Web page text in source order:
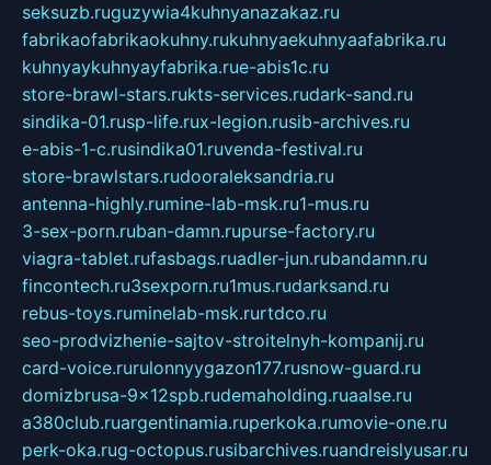
seksuzb.ruguzywia4kuhnyanazakaz.ru
fabrikaofabrikaokuhny.rukuhnyaekuhnyaafabrika.ru
kuhnyaykuhnyayfabrika.rue-abis1c.ru
store-brawl-stars.rukts-services.rudark-sand.ru
sindika-01.rusp-life.rux-legion.rusib-archives.ru
e-abis-1-c.rusindika01.ruvenda-festival.ru
store-brawlstars.rudooraleksandria.ru
antenna-highly.rumine-lab-msk.ru1-mus.ru
3-sex-porn.ruban-damn.rupurse-factory.ru
viagra-tablet.rufasbags.ruadler-jun.rubandamn.ru
fincontech.ru3sexporn.ru1mus.rudarksand.ru
rebus-toys.ruminelab-msk.rurtdco.ru
seo-prodvizhenie-sajtov-stroitelnyh-kompanij.ru
card-voice.rurulonnyygazon177.rusnow-guard.ru
domizbrusa-9x12spb.rudemaholding.ruaalse.ru
a380club.ruargentinamia.ruperkoka.rumovie-one.ru
perk-oka.rug-octopus.rusibarchives.ruandreislyusar.ru